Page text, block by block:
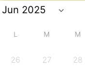
L M M
26 27 28